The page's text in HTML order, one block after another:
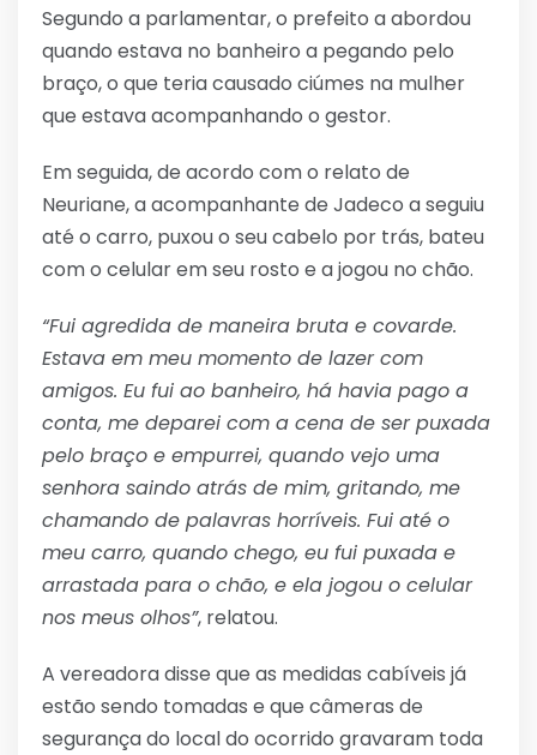
Segundo a parlamentar, o prefeito a abordou
quando estava no banheiro a pegando pelo
braço, o que teria causado ciúmes na mulher
que estava acompanhando o gestor.
Em seguida, de acordo com o relato de
Neuriane, a acompanhante de Jadeco a seguiu
até o carro, puxou o seu cabelo por trás, bateu
com o celular em seu rosto e a jogou no chão.
“Fui agredida de maneira bruta e covarde.
Estava em meu momento de lazer com
amigos. Eu fui ao banheiro, há havia pago a
conta, me deparei com a cena de ser puxada
pelo braço e empurrei, quando vejo uma
senhora saindo atrás de mim, gritando, me
chamando de palavras horríveis. Fui até o
meu carro, quando chego, eu fui puxada e
arrastada para o chão, e ela jogou o celular
nos meus olhos”, relatou.
A vereadora disse que as medidas cabíveis já
estão sendo tomadas e que câmeras de
segurança do local do ocorrido gravaram toda